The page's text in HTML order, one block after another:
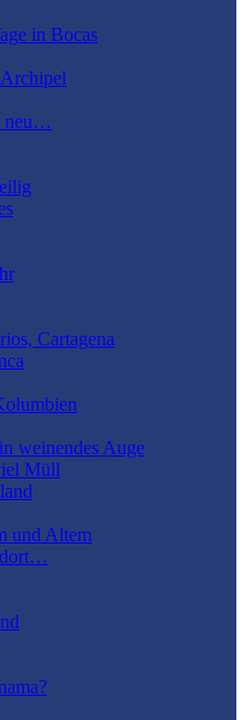
in Bocas
neu…
Cartagena
weinendes Auge
Müll
und Altem
dort…